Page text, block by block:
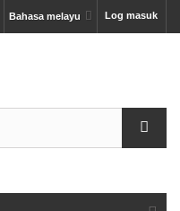
Log masuk
Bahasa melayu